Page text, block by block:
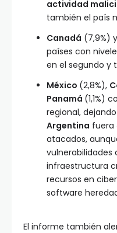
actividad
también el país
Canadá (7,9%) y
países con
en el segundo y
México (2,8%),
Panamá (1,1%)
regional,
Argentina fuera
atacados,
infraestructura
recursos en
software
El informe también